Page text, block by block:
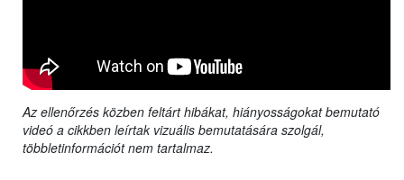
Az ellenőrzés közben feltárt hibákat, hiányosságokat bemutató
videó a cikkben leírtak vizuális bemutatására szolgál,
többletinformációt nem tartalmaz.